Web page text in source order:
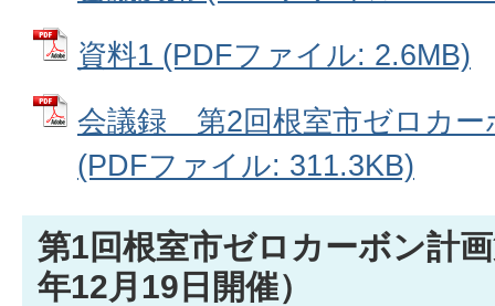
資料1 (PDFファイル: 2.6MB)
会議録＿第2回根室市ゼロカ
(PDFファイル: 311.3KB)
第1回根室市ゼロカーボン計
年12月19日開催）